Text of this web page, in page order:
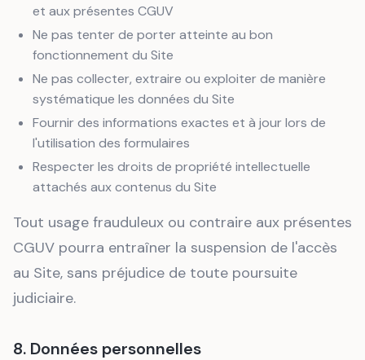
et aux présentes CGUV
Ne pas tenter de porter atteinte au bon
fonctionnement du Site
Ne pas collecter, extraire ou exploiter de manière
systématique les données du Site
Fournir des informations exactes et à jour lors de
l'utilisation des formulaires
Respecter les droits de propriété intellectuelle
attachés aux contenus du Site
Tout usage frauduleux ou contraire aux présentes
CGUV pourra entraîner la suspension de l'accès
au Site, sans préjudice de toute poursuite
judiciaire.
8. Données personnelles